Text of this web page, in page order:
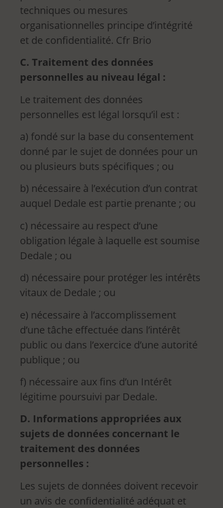
techniques ou mesures
organisationnelles principe d’intégrité
et de confidentialité. Cfr Brio
C. Traitement des données
personnelles au niveau légal :
Le traitement des données
personnelles est légal lorsqu’il est :
a) fondé sur la base du consentement
donné par le sujet de données pour un
ou plusieurs buts spécifiques ; ou
b) nécessaire à l’exécution d’un contrat
auquel Dedale est partie prenante ; ou
c) nécessaire au respect d’une
obligation légale à laquelle est soumise
Dedale ; ou
d) nécessaire pour protéger les intérêts
vitaux de Dedale ; ou
e) nécessaire à l’accomplissement
d’une tâche effectuée dans l’intérêt
public ou dans l’exercice d’une autorité
publique ; ou
f) nécessaire aux fins d’un Intérêt
légitime poursuivi par Dedale.
D. Informations appropriées aux
sujets de données concernant le
traitement des données
personnelles :
Les sujets de données doivent recevoir
un avis de confidentialité adéquat et